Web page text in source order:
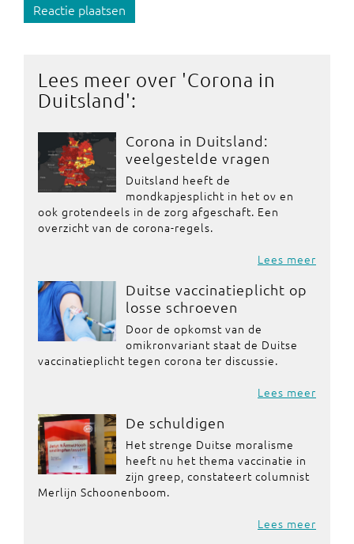
Reactie plaatsen
Lees meer over 'Corona in
Duitsland':
Corona in Duitsland:
veelgestelde vragen
Duitsland heeft de
mondkapjesplicht in het ov en
ook grotendeels in de zorg afgeschaft. Een
overzicht van de corona-regels.
Lees meer
Duitse vaccinatieplicht op
losse schroeven
Door de opkomst van de
omikronvariant staat de Duitse
vaccinatieplicht tegen corona ter discussie.
Lees meer
De schuldigen
Het strenge Duitse moralisme
heeft nu het thema vaccinatie in
zijn greep, constateert columnist
Merlijn Schoonenboom.
Lees meer